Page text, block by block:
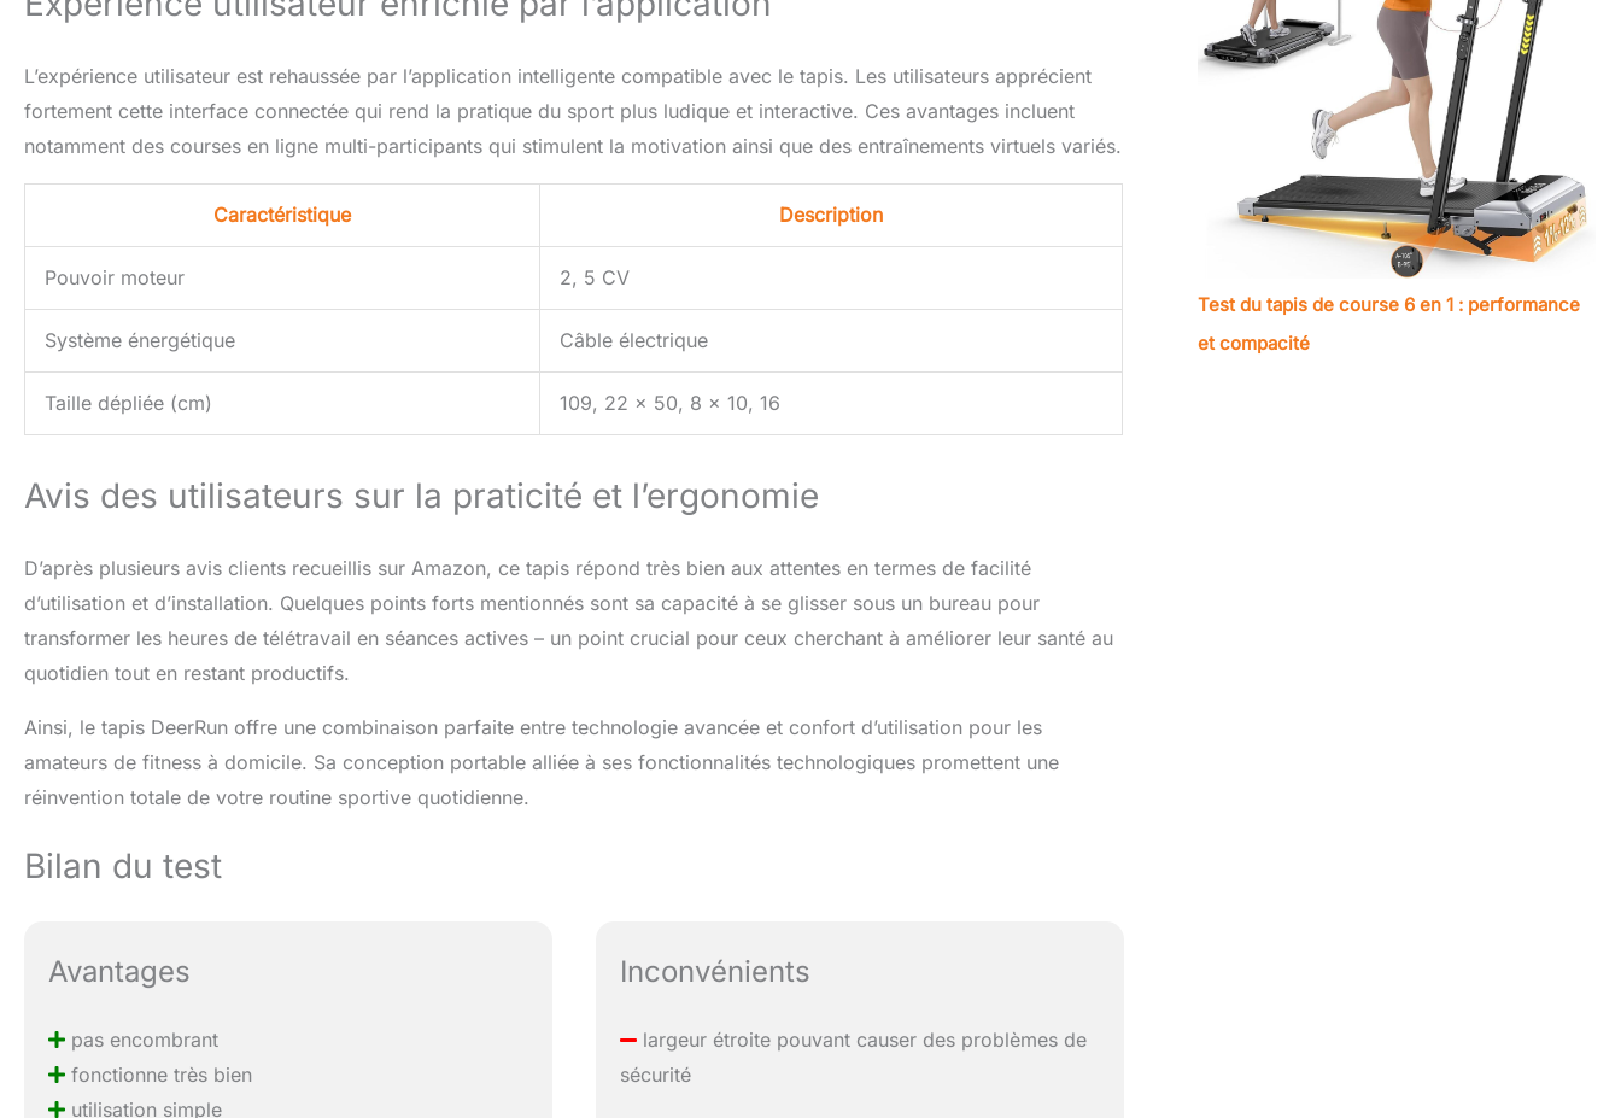
L’expérience utilisateur est rehaussée par l’application intelligente compatible avec le tapis. Les utilisateurs apprécient
fortement cette interface connectée qui rend la pratique du sport plus ludique et interactive. Ces avantages incluent
notamment des courses en ligne multi-participants qui stimulent la motivation ainsi que des entraînements virtuels variés.
Caractéristique Description
Pouvoir moteur 2, 5 CV
Système énergétique Câble électrique
Taille dépliée (cm) 109, 22 x 50, 8 x 10, 16
Avis des utilisateurs sur la praticité et l’ergonomie
D’après plusieurs avis clients recueillis sur Amazon, ce tapis répond très bien aux attentes en termes de facilité
d’utilisation et d’installation. Quelques points forts mentionnés sont sa capacité à se glisser sous un bureau pour
transformer les heures de télétravail en séances actives – un point crucial pour ceux cherchant à améliorer leur santé au
quotidien tout en restant productifs.
Ainsi, le tapis DeerRun offre une combinaison parfaite entre technologie avancée et confort d’utilisation pour les
amateurs de fitness à domicile. Sa conception portable alliée à ses fonctionnalités technologiques promettent une
réinvention totale de votre routine sportive quotidienne.
Bilan du test
Avantages
pas encombrant
fonctionne très bien
utilisation simple
Inconvénients
largeur étroite pouvant causer des problèmes de
sécurité
Test du tapis de course 6 en 1 : performance
et compacité